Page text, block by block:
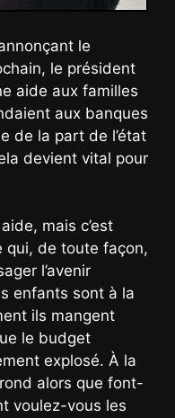
le
le président
aide aux familles
aux banques
de la part de l’état
devient vital pour
mais c’est
qui, de toute façon,
l’avenir
enfants sont à la
ils mangent
le budget
explosé. À la
alors que font-
voulez-vous les